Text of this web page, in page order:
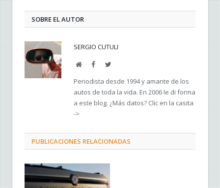
SOBRE EL AUTOR
SERGIO CUTULI
Web FacebookTwitter
Periodista desde 1994 y amante de los
autos de toda la vida. En 2006 le di forma
a este blog. ¿Más datos? Clic en la casita
->
PUBLICACIONES RELACIONADAS